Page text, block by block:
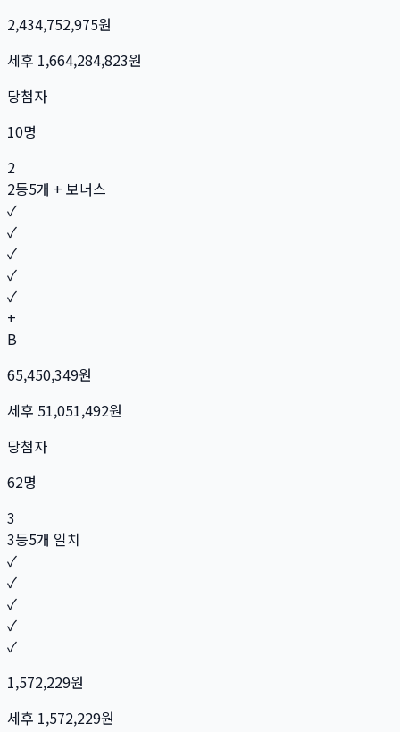
2,434,752,975원
세후 1,664,284,823원
당첨자
10명
2
2등5개 + 보너스
✓
✓
✓
✓
✓
+
B
65,450,349원
세후 51,051,492원
당첨자
62명
3
3등5개 일치
✓
✓
✓
✓
✓
1,572,229원
세후 1,572,229원